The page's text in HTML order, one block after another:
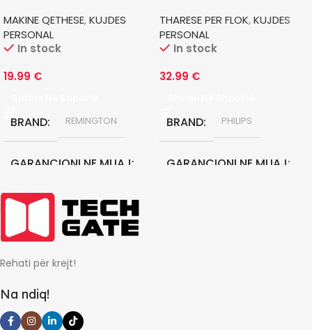
MAKINE QETHESE,KUJDES
PERSONAL
In stock
19.99 €
BRAND REMINGTON
GARANCIONI NE MUAJ
24
THARESE PER FLOK,KUJDES
PERSONAL
In stock
32.99 €
BRAND PHILIPS
GARANCIONI NE MUAJ
Rehati për krejt!
Na ndiq!